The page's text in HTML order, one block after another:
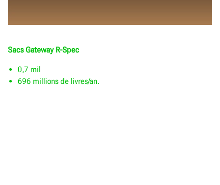
Sacs Gateway R-Spec
0,7 mil
696 millions de livres/an.